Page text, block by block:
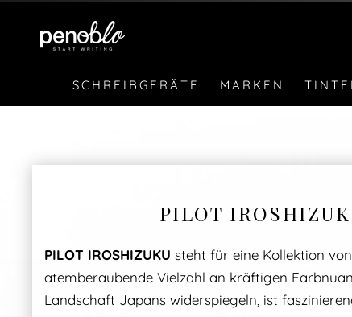
SCHREIBGERÄTE MARKEN
PILOT
PILOT IROSHIZUKU steht für eine Kollektion
atemberaubende Vielzahl an kräftigen
Landschaft Japans widerspiegeln, ist